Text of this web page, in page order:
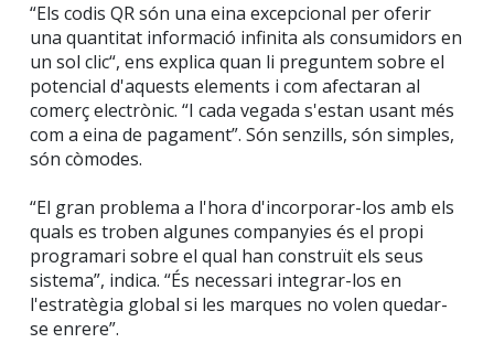
“Els codis QR són una eina excepcional per oferir
una quantitat informació infinita als consumidors en
un sol clic“, ens explica quan li preguntem sobre el
potencial d'aquests elements i com afectaran al
comerç electrònic. “I cada vegada s'estan usant més
com a eina de pagament”. Són senzills, són simples,
són còmodes.
“El gran problema a l'hora d'incorporar-los amb els
quals es troben algunes companyies és el propi
programari sobre el qual han construït els seus
sistema”, indica. “És necessari integrar-los en
l'estratègia global si les marques no volen quedar-
se enrere”.